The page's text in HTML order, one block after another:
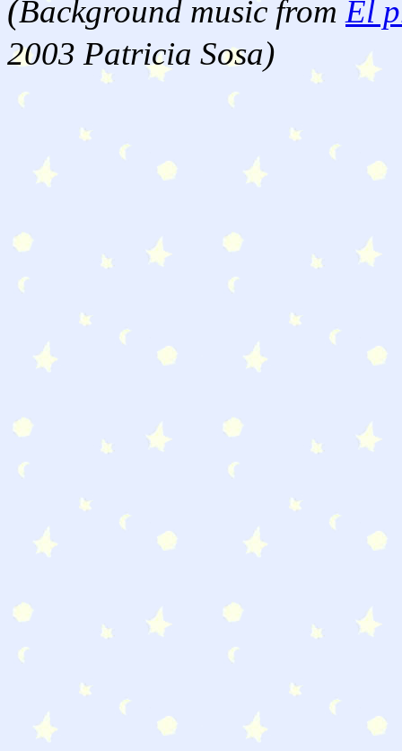
(Background music from El
2003 Patricia Sosa)